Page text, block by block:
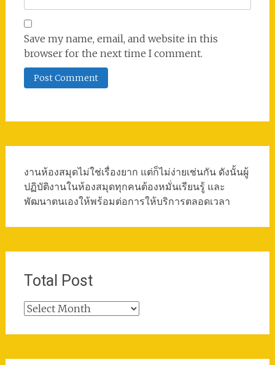
Save my name, email, and website in this
browser for the next time I comment.
งานห้องสมุดไม่ใช่เรื่องยาก แต่ก็ไม่ง่ายเช่นกัน ดังนั้นผู้
ปฏิบัติงานในห้องสมุดทุกคนต้องหมั่นเรียนรู้ และ
พัฒนาตนเองให้พร้อมต่อการให้บริการตลอดเวลา
Total Post
Total